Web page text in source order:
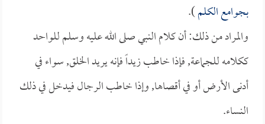
بجوامع الكلم).
والمراد من ذلك: أن كلام النبي صلى الله عليه وسلم للواحد
ككلامه للجماعة, فإذا خاطب زيداً فإنه يريد الخلق, سواء في
أدنى الأرض أو في أقصاها, وإذا خاطب الرجال فيدخل في ذلك
النساء.